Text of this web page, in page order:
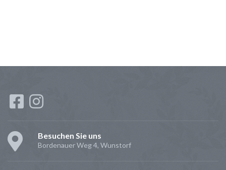
Besuchen Sie uns
Bordenauer Weg 4, Wunstorf